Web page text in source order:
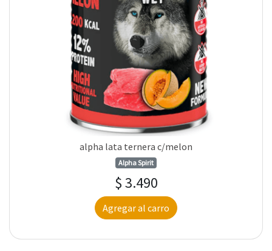
alpha lata ternera c/melon
Alpha Spirit
$ 3.490
Agregar al carro